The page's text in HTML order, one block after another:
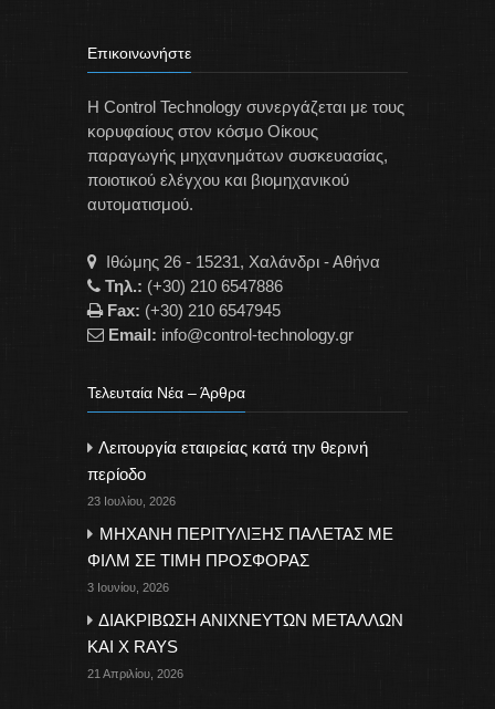
Επικοινωνήστε
Η Control Technology συνεργάζεται με τους
κορυφαίους στον κόσμο Οίκους
παραγωγής μηχανημάτων συσκευασίας,
ποιοτικού ελέγχου και βιομηχανικού
αυτοματισμού.
Ιθώμης 26 - 15231, Χαλάνδρι - Αθήνα
Τηλ.: (+30) 210 6547886
Fax: (+30) 210 6547945
Email: info@control-technology.gr
Τελευταία Νέα – Άρθρα
Λειτουργία εταιρείας κατά την θερινή
περίοδο
23 Ιουλίου, 2026
ΜΗΧΑΝΗ ΠΕΡΙΤΥΛΙΞΗΣ ΠΑΛΕΤΑΣ ΜΕ
ΦΙΛΜ ΣΕ ΤΙΜΗ ΠΡΟΣΦΟΡΑΣ
3 Ιουνίου, 2026
ΔΙΑΚΡΙΒΩΣΗ ΑΝΙΧΝΕΥΤΩΝ ΜΕΤΑΛΛΩΝ
ΚΑΙ X RAYS
21 Απριλίου, 2026